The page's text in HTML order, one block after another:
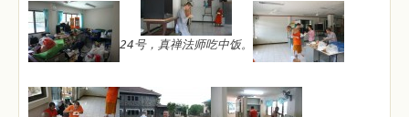
24号，真禅法师吃中饭。